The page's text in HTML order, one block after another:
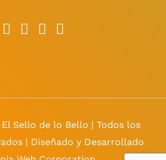
Sello de lo Bello | Todos los
| Diseñado y Desarrollado